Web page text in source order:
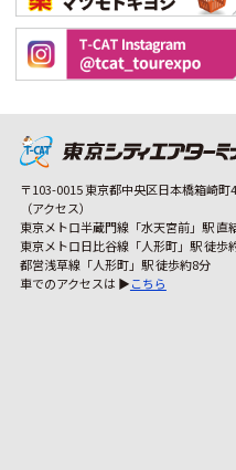
〒103-0015 東京都中央区日本橋箱崎町
（アクセス）
東京メトロ半蔵門線「水天宮前」駅 直
東京メトロ日比谷線「人形町」駅 徒歩
都営浅草線「人形町」駅 徒歩約8分
車でのアクセスは ▶こちら